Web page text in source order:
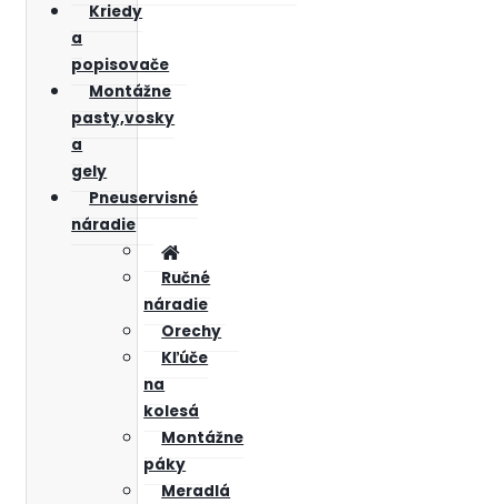
Kriedy
a
popisovače
Montážne
pasty,vosky
a
gely
Pneuservisné
náradie
Ručné
náradie
Orechy
Kľúče
na
kolesá
Montážne
páky
Meradlá